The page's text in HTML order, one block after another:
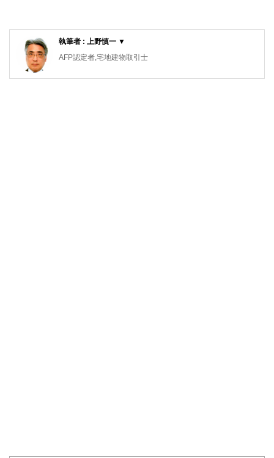
執筆者 : 上野慎一 ▼
AFP認定者,宅地建物取引士
不動産コンサルティングマスター,再開発プランナー